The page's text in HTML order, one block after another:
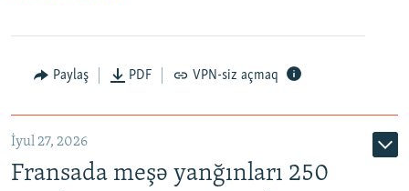
Paylaş PDF VPN-siz açmaq
İyul 27, 2026
Fransada meşə yanğınları 250